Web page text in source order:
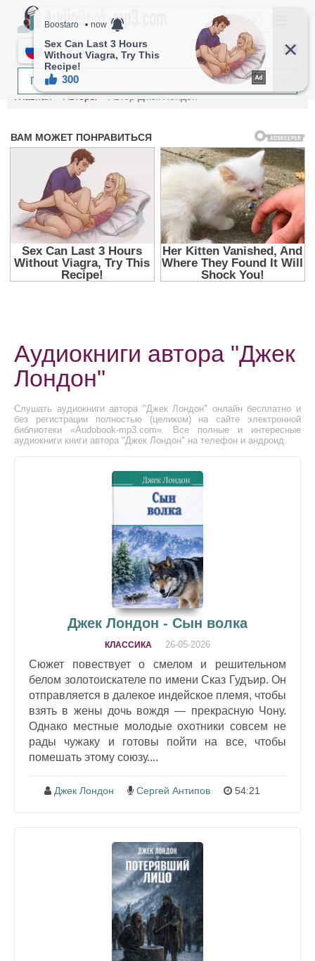
МЕНЮ
RU
Главная Авторы Автор Джек Лондон
Аудиокниги автора "Джек
Лондон"
Слушать аудиокниги автора "Джек Лондон" онлайн бесплатно и
без регистрации полностью (целиком) на сайте электронной
библиотеки «Audobook-mp3.com». Все полные и интересные
аудиокниги книги автора "Джек Лондон" на телефон и андроид.
Джек Лондон - Сын волка
КЛАССИКА 26-05-2026
Сюжет повествует о смелом и решительном
белом золотоискателе по имени Сказ Гудъир. Он
отправляется в далекое индейское племя, чтобы
взять в жены дочь вождя — прекрасную Чону.
Однако местные молодые охотники совсем не
рады чужаку и готовы пойти на все, чтобы
помешать этому союзу....
Джек Лондон Сергей Антипов 54:21